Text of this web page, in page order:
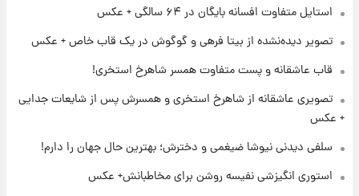
انقلاب/ویدیو
تصاویر عمامه بستن به شیوه خاتمی/ویدیو
استایل متفاوت افسانه بایگان در ۶۴ سالگی + عکس
تصویر دیده‌نشده از بیتا فرهی و گوگوش در یک قاب خاص + عکس
قاب عاشقانه و پست متفاوت همسر شاهرخ استخری!
تصویری عاشقانه از شاهرخ استخری و همسرش پس از شایعات جدایی
+ عکس
سلفی دیدنی نیوشا ضیغمی و دخترش؛ بهترین حال جهان را دارم!
استوری انگیزشی نفیسه روشن برای مخاطبانش+ عکس